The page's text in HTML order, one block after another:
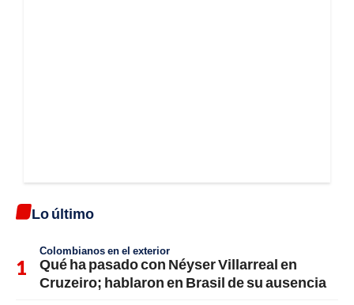
Lo último
Colombianos en el exterior
Qué ha pasado con Néyser Villarreal en
Cruzeiro; hablaron en Brasil de su ausencia